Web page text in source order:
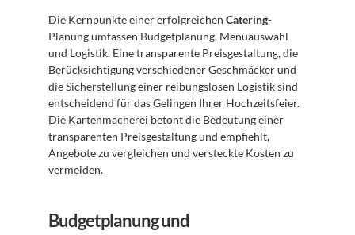
Die Kernpunkte einer erfolgreichen Catering-
Planung umfassen Budgetplanung, Menüauswahl
und Logistik. Eine transparente Preisgestaltung, die
Berücksichtigung verschiedener Geschmäcker und
die Sicherstellung einer reibungslosen Logistik sind
entscheidend für das Gelingen Ihrer Hochzeitsfeier.
Die Kartenmacherei betont die Bedeutung einer
transparenten Preisgestaltung und empfiehlt,
Angebote zu vergleichen und versteckte Kosten zu
vermeiden.
Budgetplanung und